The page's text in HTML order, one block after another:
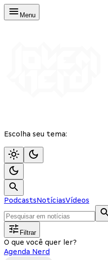
Menu
Escolha seu tema:
PodcastsNotíciasVídeos
Filtrar
O que você quer ler?
Agenda Nerd